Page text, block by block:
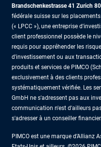
Brandschenkestrasse 41 Zurich
fédérale suisse sur les
(« LPCC »), une entreprise
client professionnel possède le
requis pour appréhender les
d'investissement ou aux
produits et services de PIMCO
exclusivement à des clients
systématiquement vérifiée. Les
GmbH ne s'adressent pas aux
communication n'est d'ailleurs
s'adresser à un conseiller financier.
PIMCO est une marque d’Allianz